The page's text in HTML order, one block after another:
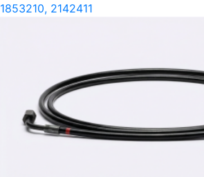
1853210, 2142411